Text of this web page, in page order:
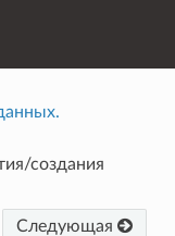
создания
Следующая